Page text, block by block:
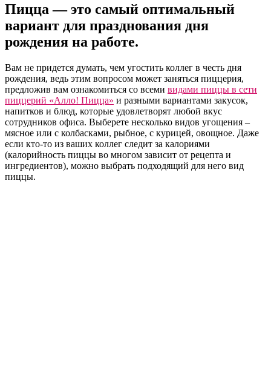
Пицца — это самый оптимальный
вариант для празднования дня
рождения на работе.
Вам не придется думать, чем угостить коллег в честь дня
рождения, ведь этим вопросом может заняться пиццерия,
предложив вам ознакомиться со всеми видами пиццы в сети
пиццерий «Алло! Пицца» и разными вариантами закусок,
напитков и блюд, которые удовлетворят любой вкус
сотрудников офиса. Выберете несколько видов угощения –
мясное или с колбасками, рыбное, с курицей, овощное. Даже
если кто-то из ваших коллег следит за калориями
(калорийность пиццы во многом зависит от рецепта и
ингредиентов), можно выбрать подходящий для него вид
пиццы.